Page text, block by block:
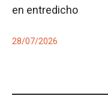
en entredicho
28/07/2026